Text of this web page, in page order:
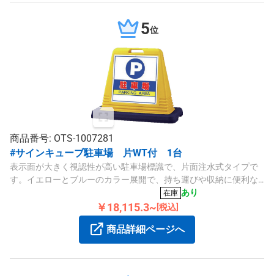
5位
商品番号: OTS-1007281
#サインキューブ駐車場 片WT付 1台
表示面が大きく視認性が高い駐車場標識で、片面注水式タイプで
す。イエローとブルーのカラー展開で、持ち運びや収納に便利な
在庫 あり
￥18,115.3~ [税込]
商品詳細ページへ